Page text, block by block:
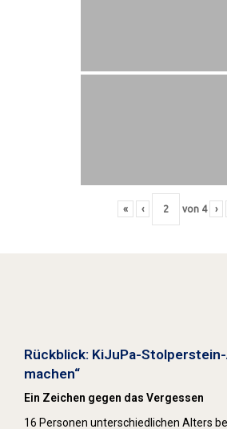
« ‹ von 4 ›
Rückblick: KiJuPa-
machen“
Ein Zeichen gegen das Vergessen
16 Personen unterschiedlichen Alters